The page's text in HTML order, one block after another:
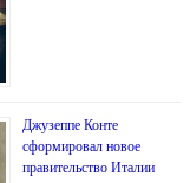
Джузеппе Конте
сформировал новое
правительство Италии